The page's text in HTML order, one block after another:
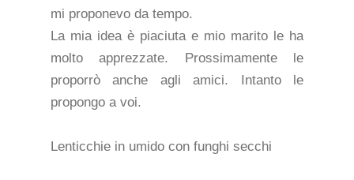
mi proponevo da tempo.
La mia idea è piaciuta e mio marito le ha
molto apprezzate. Prossimamente le
proporrò anche agli amici. Intanto le
propongo a voi.
Lenticchie in umido con funghi secchi